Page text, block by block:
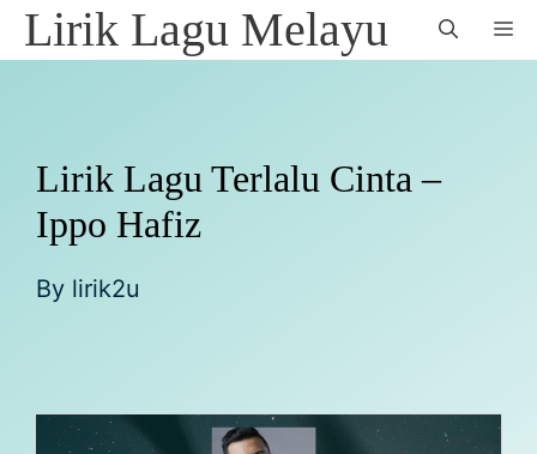
SkipLirik Lagu Melayu
Lirik Lagu Terlalu Cinta –
Ippo Hafiz
By lirik2u